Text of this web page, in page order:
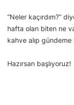
“Neler kaçırdım?”
hafta olan biten ne
kahve alıp
Hazırsan başlıyoruz!